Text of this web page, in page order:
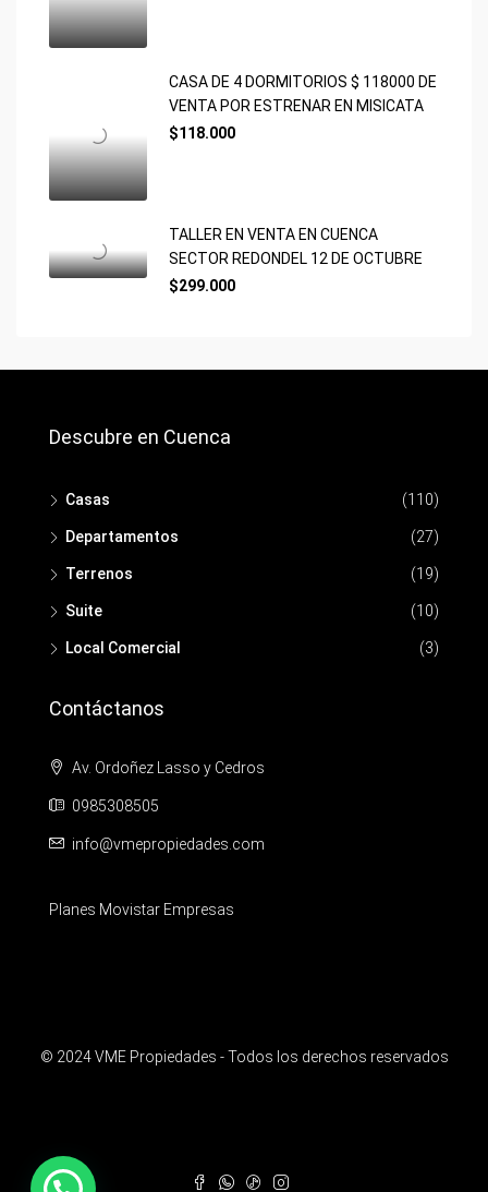
CASA DE 4 DORMITORIOS $ 118000 DE
VENTA POR ESTRENAR EN MISICATA
$118.000
TALLER EN VENTA EN CUENCA
SECTOR REDONDEL 12 DE OCTUBRE
$299.000
Descubre en Cuenca
Casas (110)
Departamentos (27)
Terrenos (19)
Suite (10)
Local Comercial (3)
Contáctanos
Av. Ordoñez Lasso y Cedros
0985308505
info@vmepropiedades.com
Planes Movistar Empresas
© 2024 VME Propiedades - Todos los derechos reservados